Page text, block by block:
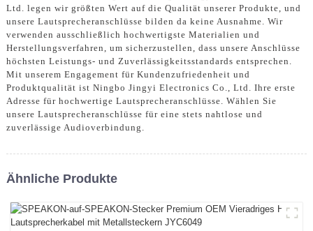
Ltd. legen wir größten Wert auf die Qualität unserer Produkte, und
unsere Lautsprecheranschlüsse bilden da keine Ausnahme. Wir
verwenden ausschließlich hochwertigste Materialien und
Herstellungsverfahren, um sicherzustellen, dass unsere Anschlüsse
höchsten Leistungs- und Zuverlässigkeitsstandards entsprechen.
Mit unserem Engagement für Kundenzufriedenheit und
Produktqualität ist Ningbo Jingyi Electronics Co., Ltd. Ihre erste
Adresse für hochwertige Lautsprecheranschlüsse. Wählen Sie
unsere Lautsprecheranschlüsse für eine stets nahtlose und
zuverlässige Audioverbindung.
Ähnliche Produkte